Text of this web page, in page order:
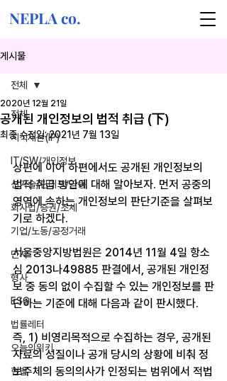
NEPLA co.
게시물
전체
지식재산(IP)
IT/SW/개인정보
신기술/핀테크/금융
회사법/증권/조세
기업/노동/공정거래
민사
형사
ESG
법률레터
오늘의위키
헌법
전체
공개된 개인정보의 법적 취급 (下)
2020년 12월 21일
최종 수정일:2021년 7월 13일
상편에 이어 하편에서도 공개된 개인정보의
법적 취급 방안에 대해 알아보자. 먼저 공중의
영역에 속하는 개인정보의 판단기준을 살펴보
기로 하겠다.
서울중앙지방법원은 2014년 11월 4일 항소
심 2013나49885 판결에서, 공개된 개인정
보 중 동의 없이 수집할 수 있는 개인정보를 판
단하는 기준에 대해 다음과 같이 판시했다.
즉, 1) 비영리목적으로 수집하는 경우, 공개된
자료의 성질이나 공개 당시의 상황에 비춰 정
보주체의 동의의사가 인정되는 범위에서 적법